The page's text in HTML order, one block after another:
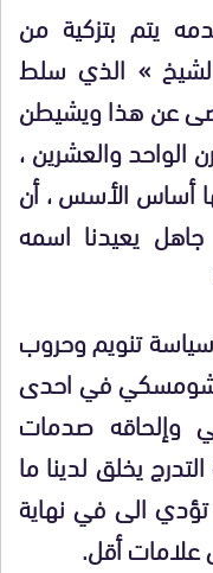
يتم بتزكية من
» الذي سلط
عن هذا ويشيطن
والعشرين ،
أساس الأسس ، أن
يعيدنا اسمه
تنويم وحروب
تشومسكي في احدى
وإلحاقه صدمات
يخلق لدينا ما
تؤدي الى في نهاية
علامات أقل.